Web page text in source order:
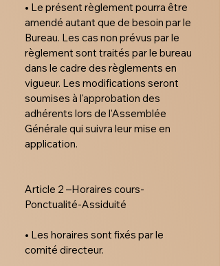
• Le présent règlement pourra être
amendé autant que de besoin par le
Bureau. Les cas non prévus par le
règlement sont traités par le bureau
dans le cadre des règlements en
vigueur. Les modifications seront
soumises à l'approbation des
adhérents lors de l'Assemblée
Générale qui suivra leur mise en
application.
Article 2 –Horaires cours-
Ponctualité-Assiduité
• Les horaires sont fixés par le
comité directeur.